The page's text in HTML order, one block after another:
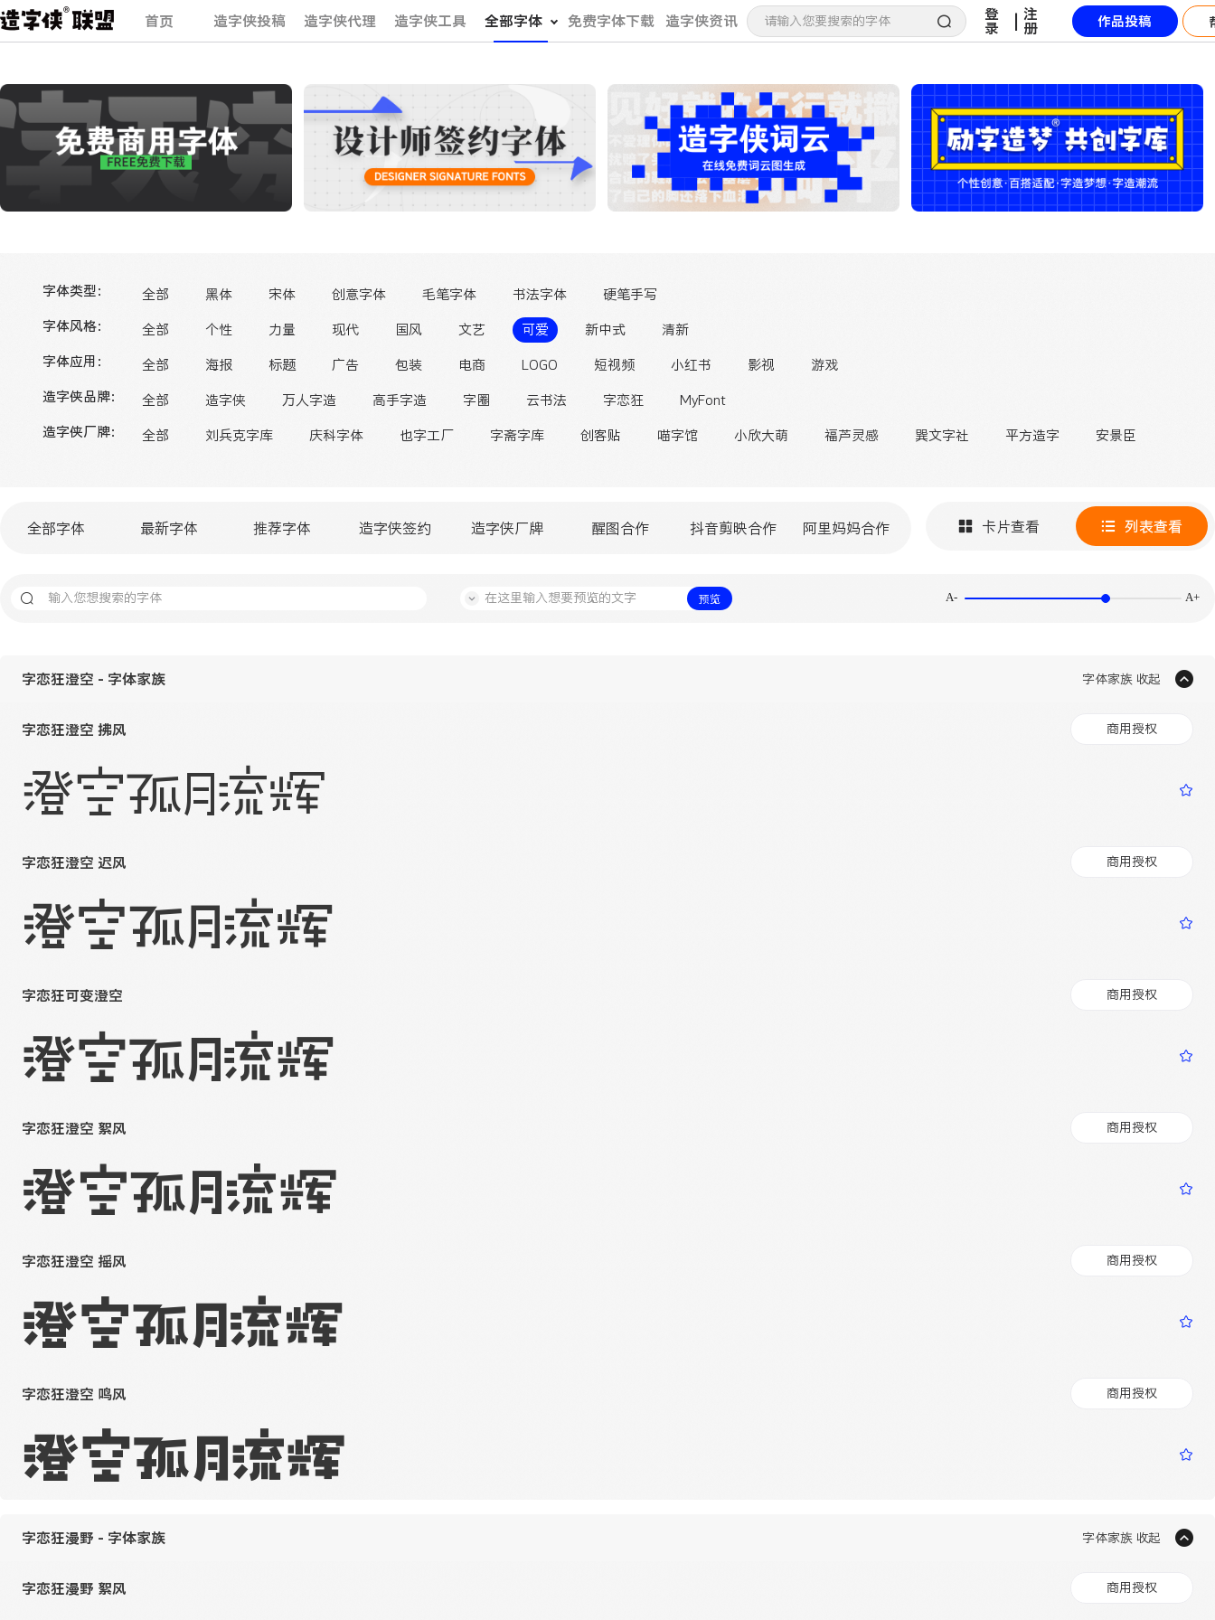
首页 造字侠投稿 造字侠代理 造字侠工具 全部字体 免费字体下载 造字侠资讯
登
录
注
册
作品投稿
字体类型： 全部 黑体 宋体 创意字体 毛笔字体 书法字体
硬笔手写
字体风格：
全部 个性 力量 现代 国风 文艺 可爱 新中式
清新
字体应用：
全部 海报 标题 广告 包装 电商 LOGO 短视频 小红书 影视
游戏
造字侠品牌：
全部 造字侠 万人字造 高手字造 字圈 云书法 字恋狂
MyFont
造字侠厂牌：
全部 刘兵克字库 庆科字体 也字工厂 字斋字库 创客贴 喵字馆 小欣大萌 福芦灵感 巽文字社 平方造字 安景臣
全部字体 最新字体 推荐字体 造字侠签约 造字侠厂牌 醒图合作 抖音剪映合作 阿里妈妈合作 卡片查看 列表查看
预览 A- A+
字恋狂澄空 - 字体家族 字体家族 收起
字恋狂澄空 拂风 商用授权
澄空孤月流辉
字恋狂澄空 迟风 商用授权
澄空孤月流辉
字恋狂可变澄空 商用授权
澄空孤月流辉
字恋狂澄空 絮风 商用授权
澄空孤月流辉
字恋狂澄空 摇风 商用授权
澄空孤月流辉
字恋狂澄空 鸣风 商用授权
澄空孤月流辉
字恋狂漫野 - 字体家族 字体家族 收起
字恋狂漫野 絮风 商用授权